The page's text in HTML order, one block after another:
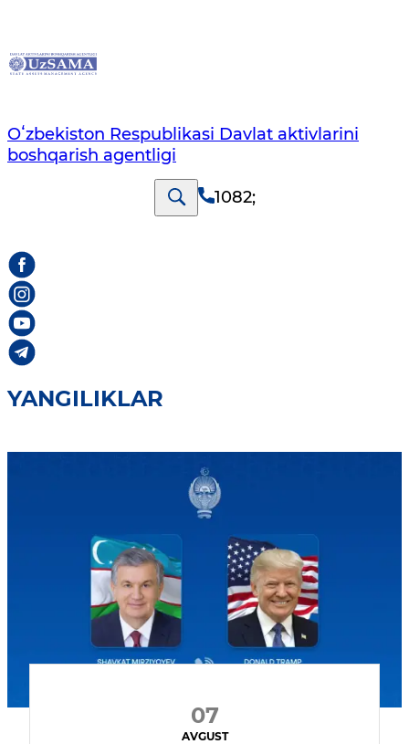
Oʻzbekiston Respublikasi Davlat aktivlarini
boshqarish agentligi
1082;
YANGILIKLAR
07
AVGUST